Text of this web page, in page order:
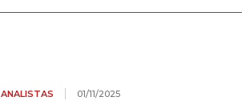
ANALISTAS 01/11/2025